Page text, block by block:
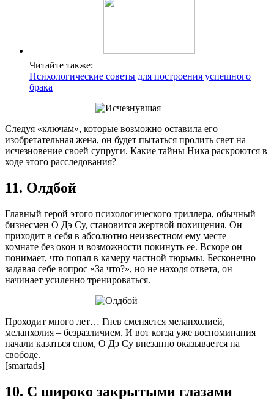
Читайте также:
Психологические советы для построения успешного
брака
Следуя «ключам», которые возможно оставила его
изобретательная жена, он будет пытаться пролить свет на
исчезновение своей супруги. Какие тайны Ника раскроются в
ходе этого расследования?
11. Олдбой
Главный герой этого психологического триллера, обычный
бизнесмен О Дэ Су, становится жертвой похищения. Он
приходит в себя в абсолютно неизвестном ему месте —
комнате без окон и возможности покинуть ее. Вскоре он
понимает, что попал в камеру частной тюрьмы. Бесконечно
задавая себе вопрос «За что?», но не находя ответа, он
начинает усиленно тренироваться.
Проходит много лет… Гнев сменяется меланхолией,
меланхолия – безразличием. И вот когда уже воспоминания
начали казаться сном, О Дэ Су внезапно оказывается на
свободе.
[smartads]
10. С широко закрытыми глазами